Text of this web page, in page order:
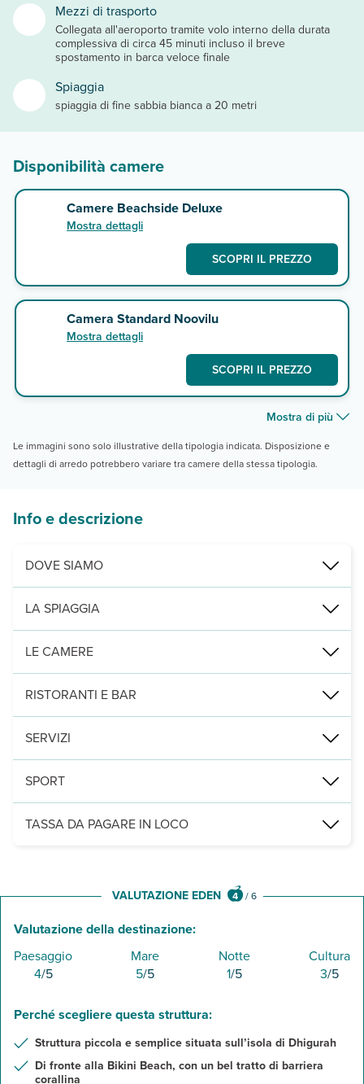
Mezzi di trasporto
Collegata all'aeroporto tramite volo interno della durata
complessiva di circa 45 minuti incluso il breve
spostamento in barca veloce finale
Spiaggia
spiaggia di fine sabbia bianca a 20 metri
Disponibilità camere
Camere Beachside Deluxe
Mostra dettagli
SCOPRI IL PREZZO
Camera Standard Noovilu
Mostra dettagli
SCOPRI IL PREZZO
Mostra di più
Le immagini sono solo illustrative della tipologia indicata. Disposizione e
dettagli di arredo potrebbero variare tra camere della stessa tipologia.
Info e descrizione
DOVE SIAMO
atollo di Ari, sull’Isola di Dhigurah, a 20m dalla spiaggia, 200
LA SPIAGGIA
di fine sabbia bianca a 20 m (Bikini Beach), con teli mare a
LE CAMERE
20 camere divise in diversi edifici, su max 2 piani. Le standard
RISTORANTI E BAR
ristorante a buffet o à la carte in base all’occupazione. Un bar.
SERVIZI
trasporto gratuito 2 volte/soggiorno per la sand bank dell’isola
SPORT
a pagamento, centro diving The Island Divers attrezzato per
TASSA DA PAGARE IN LOCO
VALUTAZIONE EDEN 4 /6
Valutazione della destinazione:
Paesaggio
4/5
Mare
5/5
Notte
1/5
Cultura
3/5
Perché scegliere questa struttura:
Struttura piccola e semplice situata sull’isola di Dhigurah
Di fronte alla Bikini Beach, con un bel tratto di barriera
corallina